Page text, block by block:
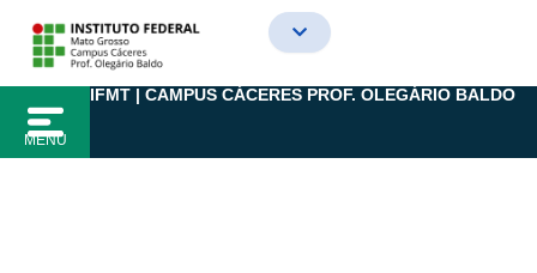
para
MENU
IFMT | CAMPUS CÁCERES PROF. OLEGÁRIO BALDO